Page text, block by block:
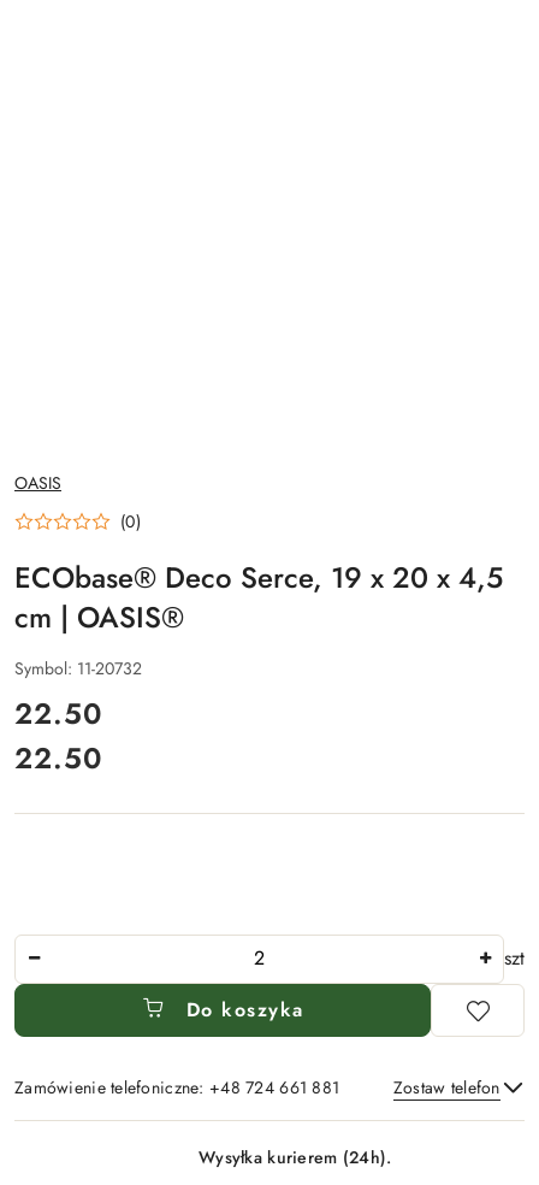
NAZWA
PRODUCENTA:
OASIS
(0)
ECObase® Deco Serce, 19 x 20 x 4,5
cm | OASIS®
Symbol: 11-20732
cena:
22.50
Cena:
22.50
Ilość
szt
Do koszyka
Zamówienie telefoniczne: +48 724 661 881 Zostaw telefon
Dostępność
Wysyłka kurierem (24h).